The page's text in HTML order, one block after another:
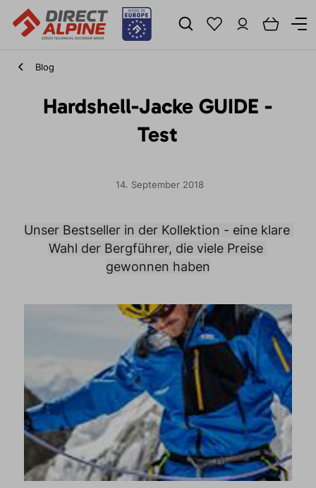
Blog
Hardshell-Jacke GUIDE -
Test
14. September 2018
Unser Bestseller in der Kollektion - eine klare
Wahl der Bergführer, die viele Preise
gewonnen haben